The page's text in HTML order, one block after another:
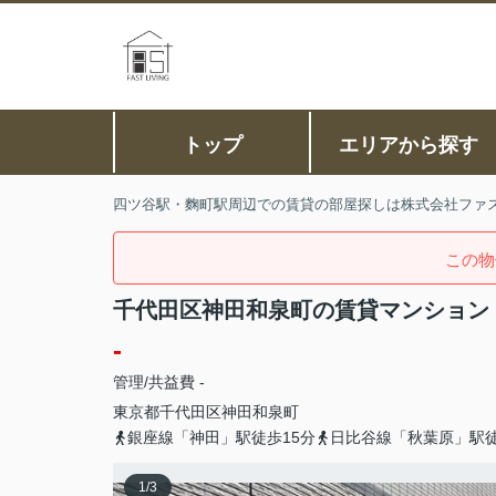
トップ エリアから探す
四ツ谷駅・麴町駅周辺での賃貸の部屋探しは株式会社ファ
この
千代田区神田和泉町の賃貸マンション
-
管理/共益費 -
東京都千代田区神田和泉町
銀座線「神田」駅徒歩15分
日比谷線「秋葉原」駅
1/3